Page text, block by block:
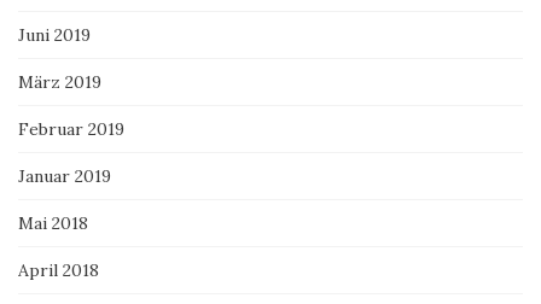
Juni 2019
März 2019
Februar 2019
Januar 2019
Mai 2018
April 2018